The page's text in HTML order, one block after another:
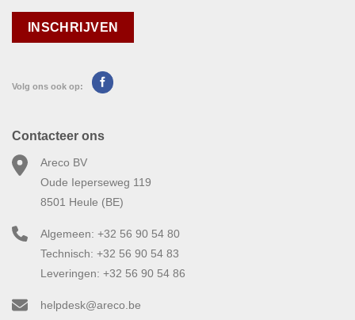
Volg ons ook op:
Contacteer ons
Areco BV
Oude Ieperseweg 119
8501 Heule (BE)
Algemeen: +32 56 90 54 80
Technisch: +32 56 90 54 83
Leveringen: +32 56 90 54 86
helpdesk@areco.be